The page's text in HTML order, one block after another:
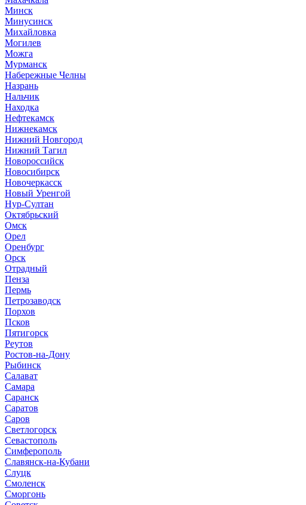
Минск
Минусинск
Михайловка
Могилев
Можга
Мурманск
Набережные Челны
Назрань
Нальчик
Находка
Нефтекамск
Нижнекамск
Нижний Новгород
Нижний Тагил
Новороссийск
Новосибирск
Новочеркасск
Новый Уренгой
Нур-Султан
Октябрьский
Омск
Орел
Оренбург
Орск
Отрадный
Пенза
Пермь
Петрозаводск
Порхов
Псков
Пятигорск
Реутов
Ростов-на-Дону
Рыбинск
Салават
Самара
Саранск
Саратов
Саров
Светлогорск
Севастополь
Симферополь
Славянск-на-Кубани
Слуцк
Смоленск
Сморгонь